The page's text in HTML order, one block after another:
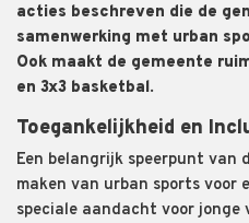
acties beschreven die de
samenwerking met urban
Ook maakt de gemeente
en 3x3 basketbal.
Toegankelijkheid en
Een belangrijk speerpunt van
maken van urban sports voor
speciale aandacht voor jonge